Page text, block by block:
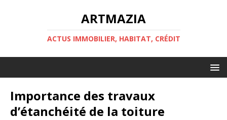
ARTMAZIA
ACTUS IMMOBILIER, HABITAT, CRÉDIT
Importance des travaux
d’étanchéité de la toiture